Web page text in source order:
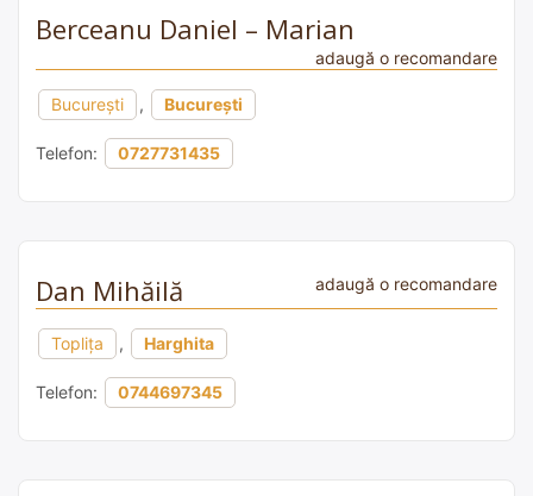
Berceanu Daniel – Marian
adaugă o recomandare
București , București
Telefon: 0727731435
Dan Mihăilă adaugă o recomandare
Topliţa , Harghita
Telefon: 0744697345